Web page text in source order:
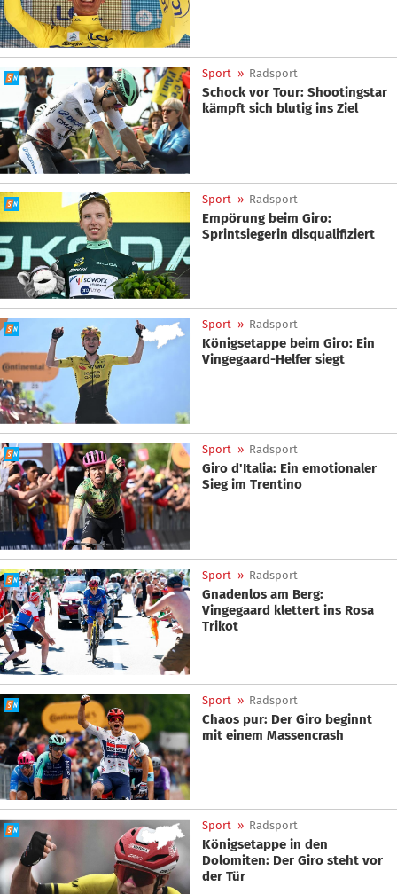
Sport » Radsport
Schock vor Tour: Shootingstar
kämpft sich blutig ins Ziel
Sport » Radsport
Empörung beim Giro:
Sprintsiegerin disqualifiziert
Sport » Radsport
Königsetappe beim Giro: Ein
Vingegaard-Helfer siegt
Sport » Radsport
Giro d'Italia: Ein emotionaler
Sieg im Trentino
Sport » Radsport
Gnadenlos am Berg:
Vingegaard klettert ins Rosa
Trikot
Sport » Radsport
Chaos pur: Der Giro beginnt
mit einem Massencrash
Sport » Radsport
Königsetappe in den
Dolomiten: Der Giro steht vor
der Tür